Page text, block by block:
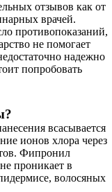
отзывов как от
врачей.
противопоказаний,
не помогает
надежно
попробовать
всасывается
ионов хлора через
Фипронил
проникает в
волосяных